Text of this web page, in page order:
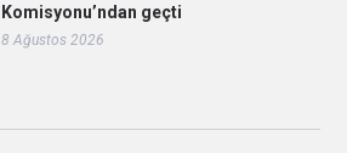
Komisyonu’ndan geçti
8 Ağustos 2026